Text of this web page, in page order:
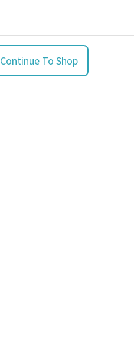
Continue To Shop